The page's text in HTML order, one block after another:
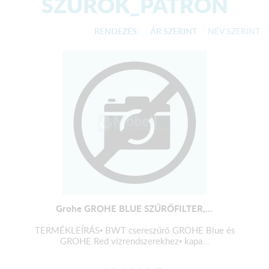
RENDEZÉS: ÁR SZERINT NÉV SZERINT
Grohe GROHE BLUE SZŰRŐFILTER,...
TERMÉKLEÍRÁS• BWT csereszűrő GROHE Blue és
GROHE Red vízrendszerekhez• kapa...